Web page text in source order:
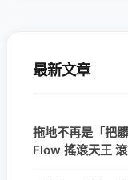
最新文章
拖地不再是「把
Flow 搖滾天王